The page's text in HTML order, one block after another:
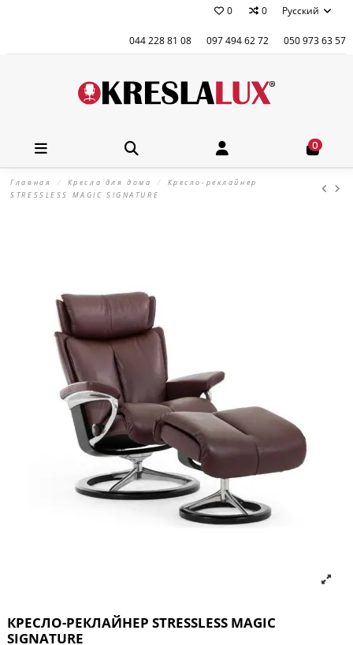
0 0 Русский
044 228 81 08 097 494 62 72 050 973 63 57
0
Главная Кресла для дома
Кресло-реклайнер
STRESSLESS MAGIC SIGNATURE
КРЕСЛО-РЕКЛАЙНЕР STRESSLESS MAGIC
SIGNATURE